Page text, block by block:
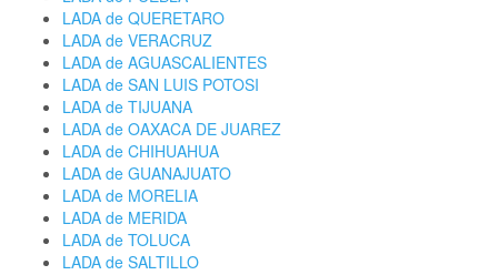
LADA de QUERETARO
LADA de VERACRUZ
LADA de AGUASCALIENTES
LADA de SAN LUIS POTOSI
LADA de TIJUANA
LADA de OAXACA DE JUAREZ
LADA de CHIHUAHUA
LADA de GUANAJUATO
LADA de MORELIA
LADA de MERIDA
LADA de TOLUCA
LADA de SALTILLO